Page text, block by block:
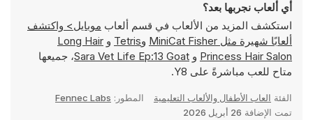
أي ألعاب نجربها بعد؟
استكشف المزيد من الألعاب في قسم ألعاب
موبايل> واكتشف
ألعابًا شهيرة مثل MiniCat Fisher وTetris و Long Hair
Princess Hair Salon و Sara Vet Life Ep:13 Goat، جميعها
متاح للعب مباشرةً على Y8.
الفئة العاب الأطفال والألعاب التعليمية المطور: Fennec Labs
تمت الإضافة 26 أبريل 2026